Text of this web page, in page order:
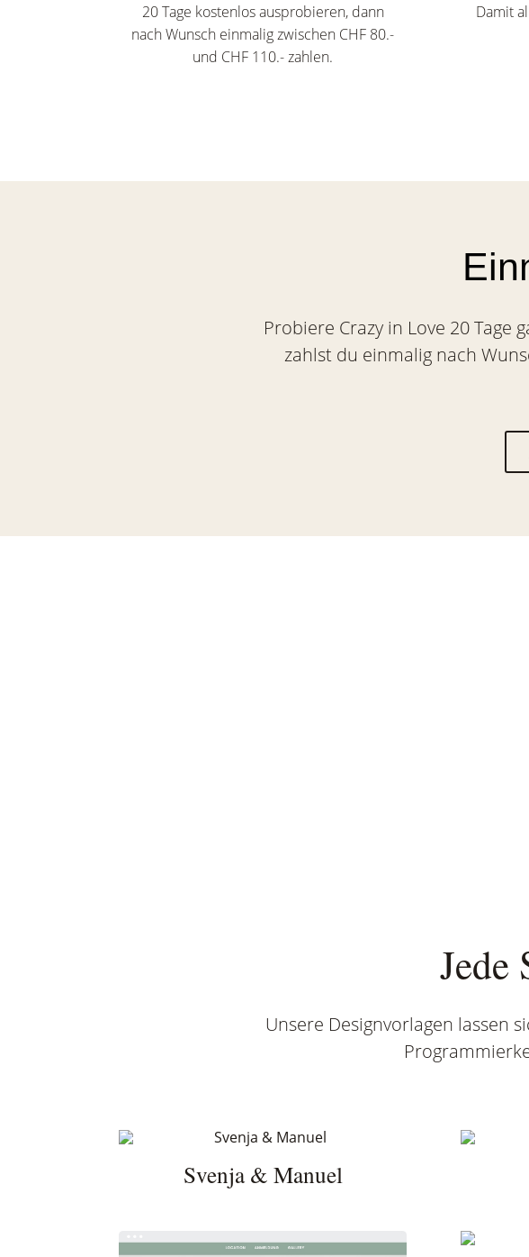
20 Tage kostenlos ausprobieren, dann
nach Wunsch einmalig zwischen CHF 80.-
und CHF 110.- zahlen.
Damit
Probiere Crazy in Love 20 Tage
zahlst du einmalig nach
Jede
Unsere Designvorlagen lassen
Svenja & Manuel